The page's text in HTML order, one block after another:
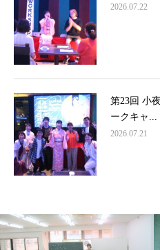
2026.07.22
第23回 小
ークキャ...
2026.07.21